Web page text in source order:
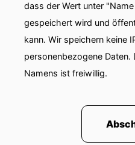
00:01:09: wird das
Wetter nächste Woche.
00:01:12: Aber von
Zeitreihen in der
00:01:19: gibt es so
00:01:21: Ich möchte
dass der Wert unter
gespeichert wird und
kann. Wir speichern keine
personenbezogene
Namens ist freiwillig.